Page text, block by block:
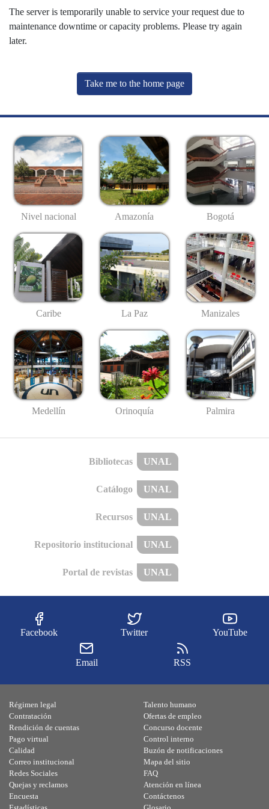
The server is temporarily unable to service your request due to
maintenance downtime or capacity problems. Please try again
later.
Take me to the home page
Nivel nacional Amazonía Bogotá
Caribe La Paz Manizales
Medellín Orinoquía Palmira
Bibliotecas UNAL
Catálogo UNAL
Recursos UNAL
Repositorio institucional UNAL
Portal de revistas UNAL
Facebook Twitter YouTube
Email RSS
Régimen legal
Contratación
Rendición de cuentas
Pago virtual
Calidad
Talento humano
Ofertas de empleo
Concurso docente
Control interno
Buzón de notificaciones
Correo institucional
Redes Sociales
Quejas y reclamos
Encuesta
Mapa del sitio
FAQ
Atención en línea
Contáctenos